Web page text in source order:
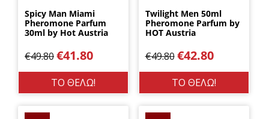
Spicy Man Miami
Pheromone Parfum
30ml by Hot Austria
€49.80€41.80
ΤΟ ΘΕΛΩ!
Twilight Men 50ml
Pheromone Parfum by
HOT Austria
€49.80 €42.80
ΤΟ ΘΕΛΩ!